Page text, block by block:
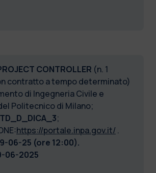
CONTROLLER (n. 1
contratto a tempo determinato)
di Ingegneria Civile e
Politecnico di Milano;
;
https://portale.inpa.gov.it/ .
06-25 (ore 12:00).
06-2025